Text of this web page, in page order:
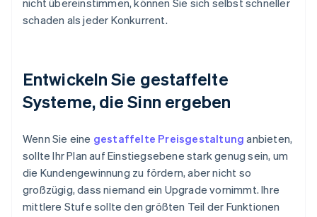
nicht übereinstimmen, können Sie sich selbst schneller
schaden als jeder Konkurrent.
Entwickeln Sie gestaffelte
Systeme, die Sinn ergeben
Wenn Sie eine gestaffelte Preisgestaltung anbieten,
sollte Ihr Plan auf Einstiegsebene stark genug sein, um
die Kundengewinnung zu fördern, aber nicht so
großzügig, dass niemand ein Upgrade vornimmt. Ihre
mittlere Stufe sollte den größten Teil der Funktionen